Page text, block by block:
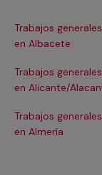
Trabajos
en Albacete
Trabajos
en Alicante/
Trabajos
en Almería